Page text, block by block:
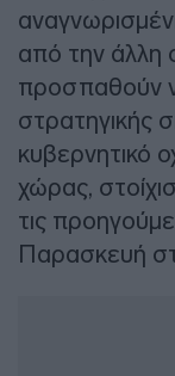
από την άλλη
προσπαθούν
στρατηγικής
κυβερνητικό
χώρας,
τις
Παρασκευή